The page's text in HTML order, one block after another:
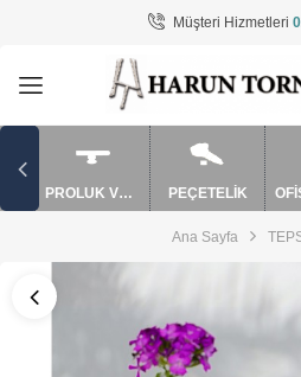
Müşteri Hizmetleri
Tüm
AYDINLATMA / EV
BARDAK VE SAKSI
MUM SÖNDÜRME
mutfak ürünler
PEÇETELİK
PROLUK VE APARATLAR PEÇETELİK
Ana Sayfa